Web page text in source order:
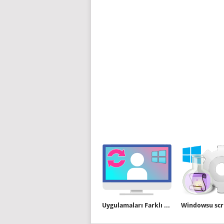
Uygulamaları Farklı Kullanıcı Olarak Çalıştırın